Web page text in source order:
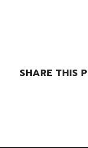
SHARE THIS